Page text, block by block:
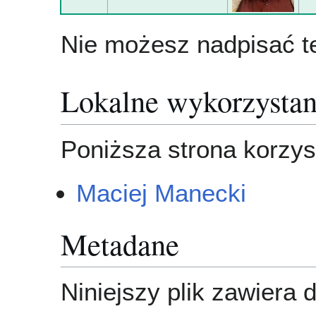
Nie możesz nadpisać
Lokalne
Poniższa strona
Maciej Manecki
Metadane
Niniejszy plik zawiera